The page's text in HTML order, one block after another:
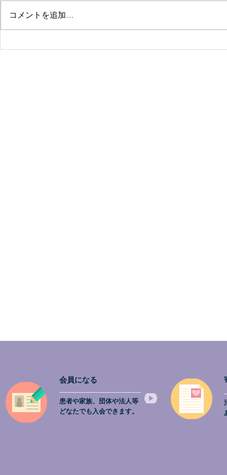
コメントを追加…
会員になる
患者や家族、団体や法人等
どなたでも入会できます。